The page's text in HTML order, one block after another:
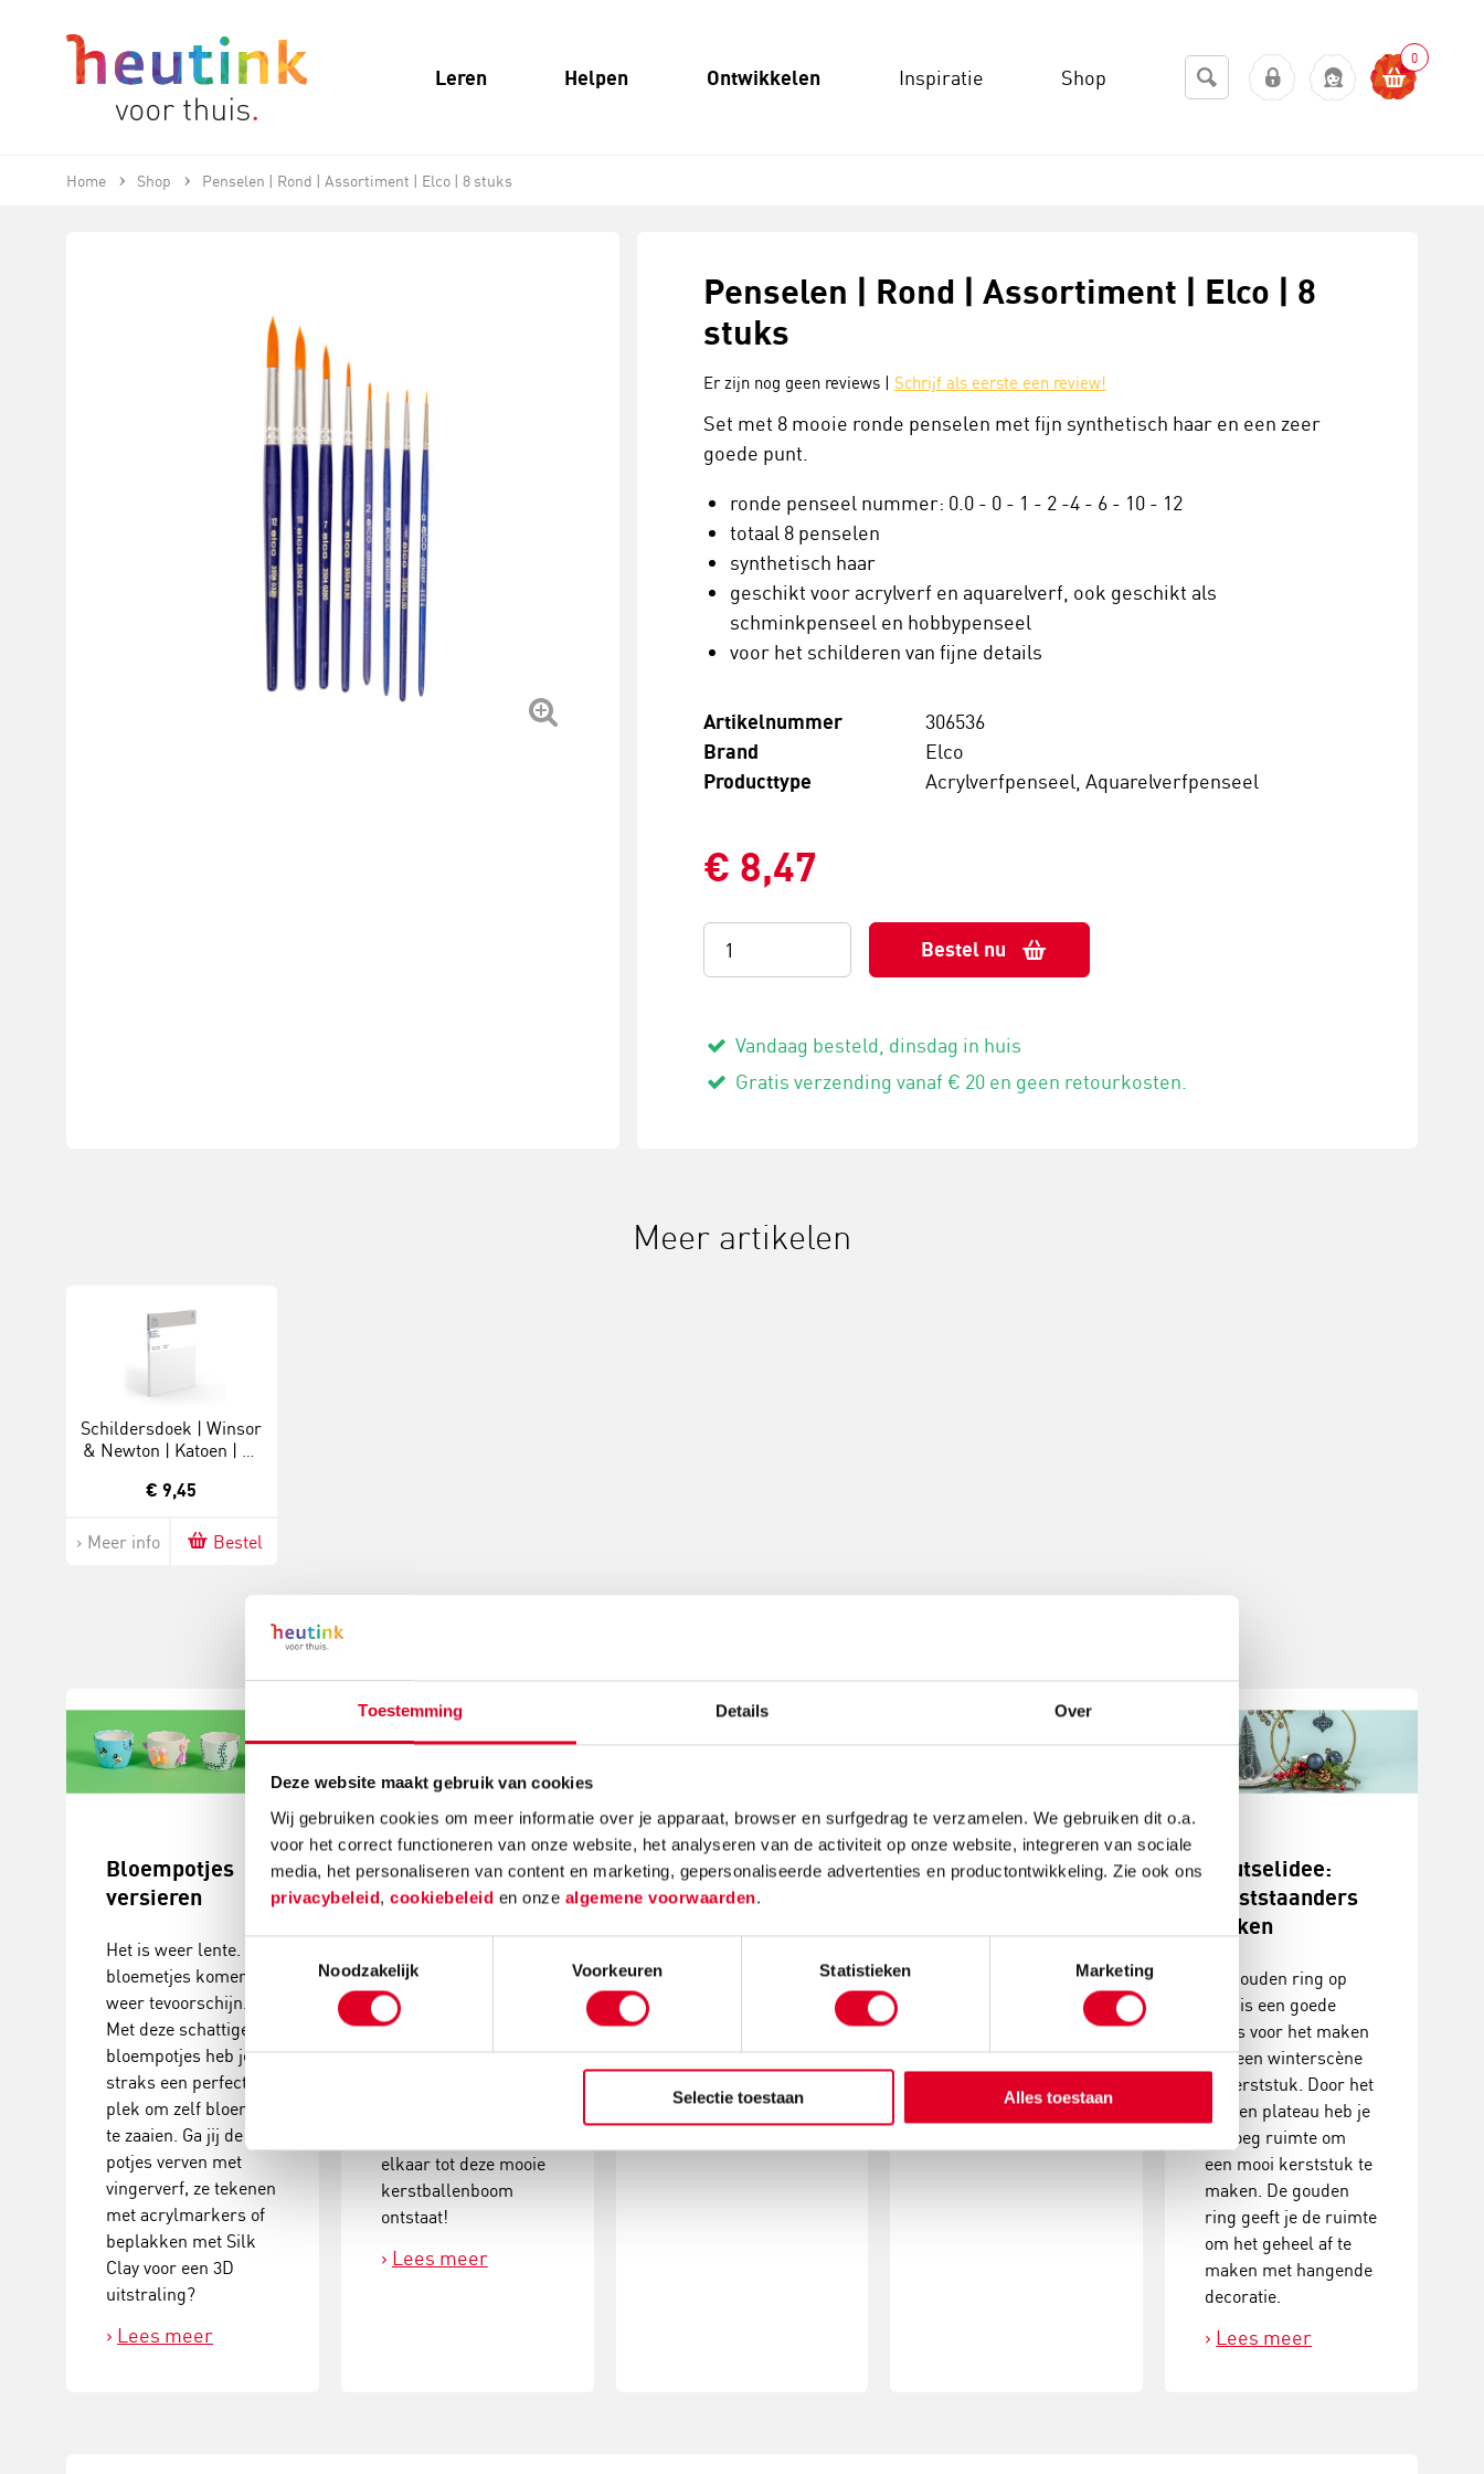
Toestemming Details Over
Deze website maakt gebruik van cookies
Wij gebruiken cookies om meer informatie over je apparaat, browser en surfgedrag te verzamelen. We gebruiken dit o.a.
voor het correct functioneren van onze website, het analyseren van de activiteit op onze website, integreren van sociale
media, het personaliseren van content en marketing, gepersonaliseerde advertenties en productontwikkeling. Zie ook ons
privacybeleid, cookiebeleid en onze algemene voorwaarden.
Noodzakelijk
Voorkeuren Statistieken Marketing
Selectie toestaan Alles toestaan
Leren Helpen Ontwikkelen Inspiratie Shop
0
Home Shop Penselen | Rond | Assortiment | Elco | 8 stuks
Penselen | Rond | Assortiment | Elco | 8
stuks
Er zijn nog geen reviews | Schrijf als eerste een review!
Set met 8 mooie ronde penselen met fijn synthetisch haar en een zeer
goede punt.
ronde penseel nummer: 0.0 - 0 - 1 - 2 -4 - 6 - 10 - 12
totaal 8 penselen
synthetisch haar
geschikt voor acrylverf en aquarelverf, ook geschikt als
schminkpenseel en hobbypenseel
voor het schilderen van fijne details
Artikelnummer 306536
Brand Elco
Producttype Acrylverfpenseel, Aquarelverfpenseel
€ 8,47
Bestel nu
Vandaag besteld, dinsdag in huis
Gratis verzending vanaf € 20 en geen retourkosten.
Meer artikelen
Schildersdoek | Winsor
& Newton | Katoen | 30
€ 9,45
Meer info Bestel
Bloempotjes
versieren
Het is weer lente. De
bloemetjes komen
weer tevoorschijn.
Met deze schattige
bloempotjes heb je
straks een perfecte
plek om zelf bloemen
te zaaien. Ga jij de
potjes verven met
vingerverf, ze tekenen
met acrylmarkers of
beplakken met Silk
Clay voor een 3D
uitstraling?
Lees meer
Knutselidee:
kerstballenboom
Deze
kerstballenboom is
een echte eyecatcher!
Plak verschillende
elkaar tot deze mooie
kerstballenboom
ontstaat!
Lees meer
Knutselidee:
kersthanger met
Met de metalen ring
de vorm van een
Lees meer
Kerststukjes
kerstdecoraties. Een
activiteit met prachtig
Lees meer
Knutselidee:
kerststaanders
maken
De gouden ring op
voet is een goede
basis voor het maken
van een winterscène
of kerststuk. Door het
houten plateau heb je
genoeg ruimte om
een mooi kerststuk te
maken. De gouden
ring geeft je de ruimte
om het geheel af te
maken met hangende
decoratie.
Lees meer